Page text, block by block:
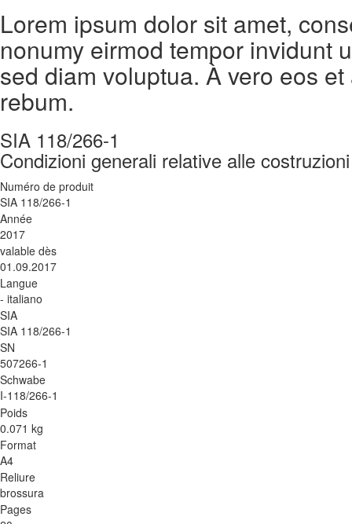
Lorem ipsum dolor sit amet,
nonumy eirmod tempor invidunt
sed diam voluptua. À vero eos
rebum.
SIA 118/266-1
Condizioni generali relative alle
Numéro de produit
SIA 118/266-1
Année
2017
valable dès
01.09.2017
Langue
- italiano
SIA
SIA 118/266-1
SN
507266-1
Schwabe
I-118/266-1
Poids
0.071 kg
Format
A4
Reliure
brossura
Pages